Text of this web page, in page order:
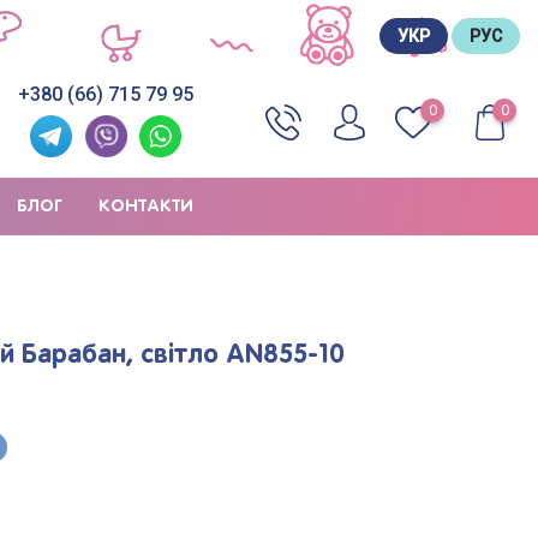
УКР РУС
+380 (66) 715 79 95
0 0
БЛОГ КОНТАКТИ
Барабан, світло AN855-10